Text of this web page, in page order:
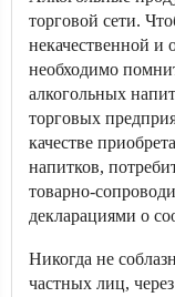
торговой сети.
некачественной и
необходимо
алкогольных
торговых
качестве
напитков,
товарно-
декларациями о
Никогда не
частных лиц,